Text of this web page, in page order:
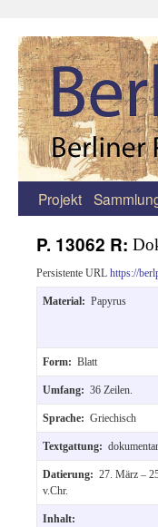
Zum
springen
Projekt
P. 13062 R:
Persistente URL https://
Material: Papyrus
Form: Blatt
Umfang: 36 Zeilen.
Sprache: Griechisch
Textgattung:
Datierung: 27. März –
v.Chr.
Inhalt: